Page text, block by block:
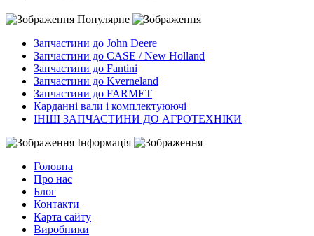
Популярне
Запчастини до John Deere
Запчастини до CASE / New Holland
Запчастини до Fantini
Запчастини до Kverneland
Запчастини до FARMET
Карданні вали і комплектуюючі
ІНШІ ЗАПЧАСТИНИ ДО АГРОТЕХНІКИ
Інформація
Головна
Про нас
Блог
Контакти
Карта сайту
Виробники